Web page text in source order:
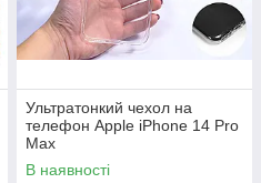
Ультратонкий чехол на
телефон Apple iPhone 14 Pro
Max
В наявності